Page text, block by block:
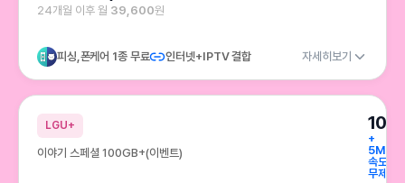
24개월 이후 월 39,600원
피싱,폰케어 1종 무료 인터넷+IPTV 결합 자세히보기
LGU+
이야기 스페셜 100GB+(이벤트)
+
속도
무제한